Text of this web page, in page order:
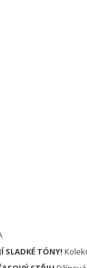
SLADKÉ TÓNY!